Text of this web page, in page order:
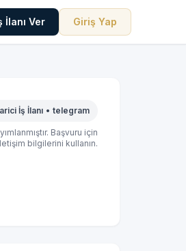
İlanı Ver Giriş Yap
İş İlanı • telegram
Başvuru için
bilgilerini kullanın.